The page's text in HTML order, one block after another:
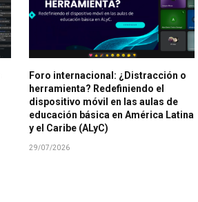
Foro internacional: ¿Distracción o
herramienta? Redefiniendo el
dispositivo móvil en las aulas de
educación básica en América Latina
y el Caribe (ALyC)
29/07/2026